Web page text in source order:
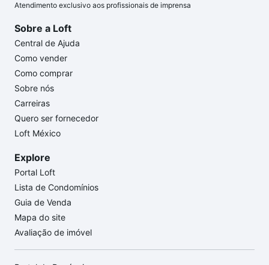
Atendimento exclusivo aos profissionais de imprensa
Sobre a Loft
Central de Ajuda
Como vender
Como comprar
Sobre nós
Carreiras
Quero ser fornecedor
Loft México
Explore
Portal Loft
Lista de Condomínios
Guia de Venda
Mapa do site
Avaliação de imóvel